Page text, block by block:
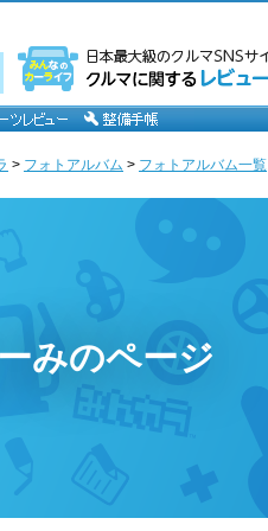
> フォトアルバム > フォトアルバム一覧
みのページ